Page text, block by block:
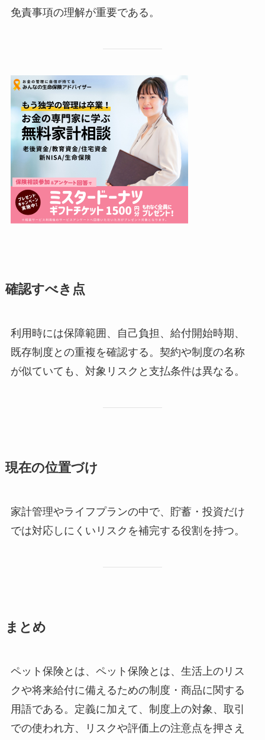
免責事項の理解が重要である。
確認すべき点
利用時には保障範囲、自己負担、給付開始時期、
既存制度との重複を確認する。契約や制度の名称
が似ていても、対象リスクと支払条件は異なる。
現在の位置づけ
家計管理やライフプランの中で、貯蓄・投資だけ
では対応しにくいリスクを補完する役割を持つ。
まとめ
ペット保険とは、ペット保険とは、生活上のリス
クや将来給付に備えるための制度・商品に関する
用語である。定義に加えて、制度上の対象、取引
での使われ方、リスクや評価上の注意点を押さえ